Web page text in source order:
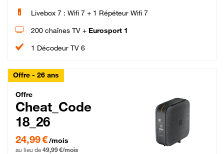
Livebox 7 : Wifi 7 + 1 Répéteur Wifi 7
200 chaînes TV + Eurosport 1
1 Décodeur TV 6
Offre - 26 ans
Cheat_Code Fibre_18_26
Offre
Cheat_Code
18_26
24,99 € par mois pendant 0 mois puis 49,99 € par mois, Sans engagement
24,99 €/mois
au lieu de 49,99 €/mois